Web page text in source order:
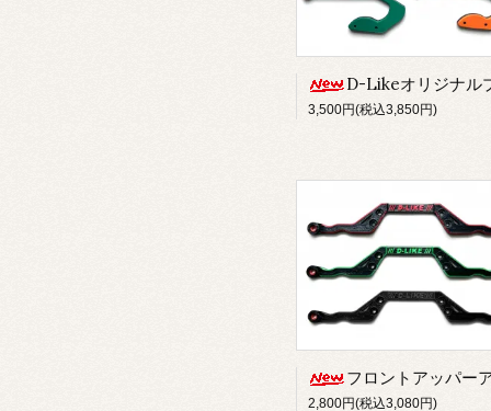
D-Likeオリジナルプロポハンドル（ローポジタイ
3,500円(税込3,850円)
フロントアッパーアー
2,800円(税込3,080円)